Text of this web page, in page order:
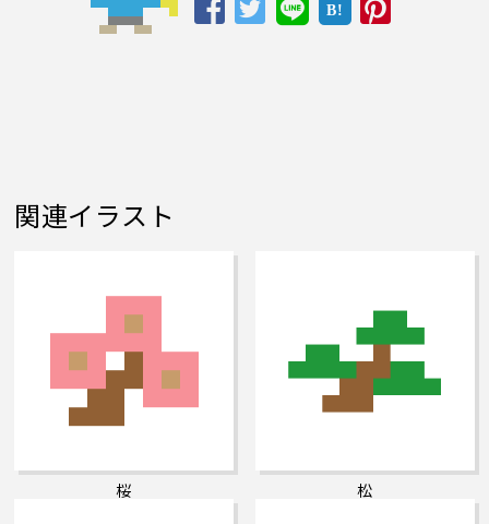
B!
関連イラスト
桜 松